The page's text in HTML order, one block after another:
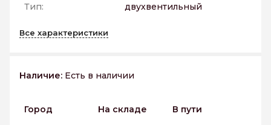
Тип: двухвентильный
Все характеристики
Наличие: Есть в наличии
Город На складе
В пути